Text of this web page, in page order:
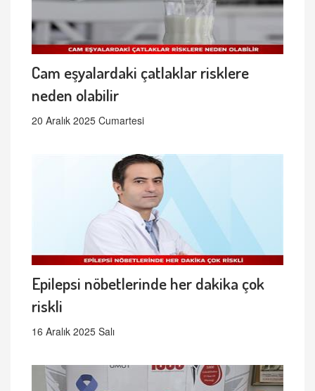
Cam eşyalardaki çatlaklar risklere
neden olabilir
20 Aralık 2025 Cumartesi
Epilepsi nöbetlerinde her dakika çok
riskli
16 Aralık 2025 Salı